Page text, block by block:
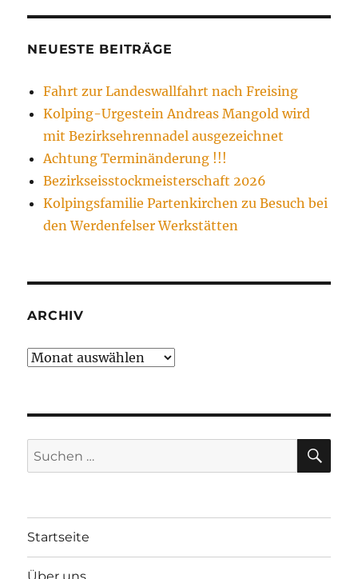
NEUESTE BEITRÄGE
Fahrt zur Landeswallfahrt nach Freising
Kolping-Urgestein Andreas Mangold wird
mit Bezirksehrennadel ausgezeichnet
Achtung Terminänderung !!!
Bezirkseisstockmeisterschaft 2026
Kolpingsfamilie Partenkirchen zu Besuch bei
den Werdenfelser Werkstätten
ARCHIV
Archiv
Suchen
nach:
Startseite